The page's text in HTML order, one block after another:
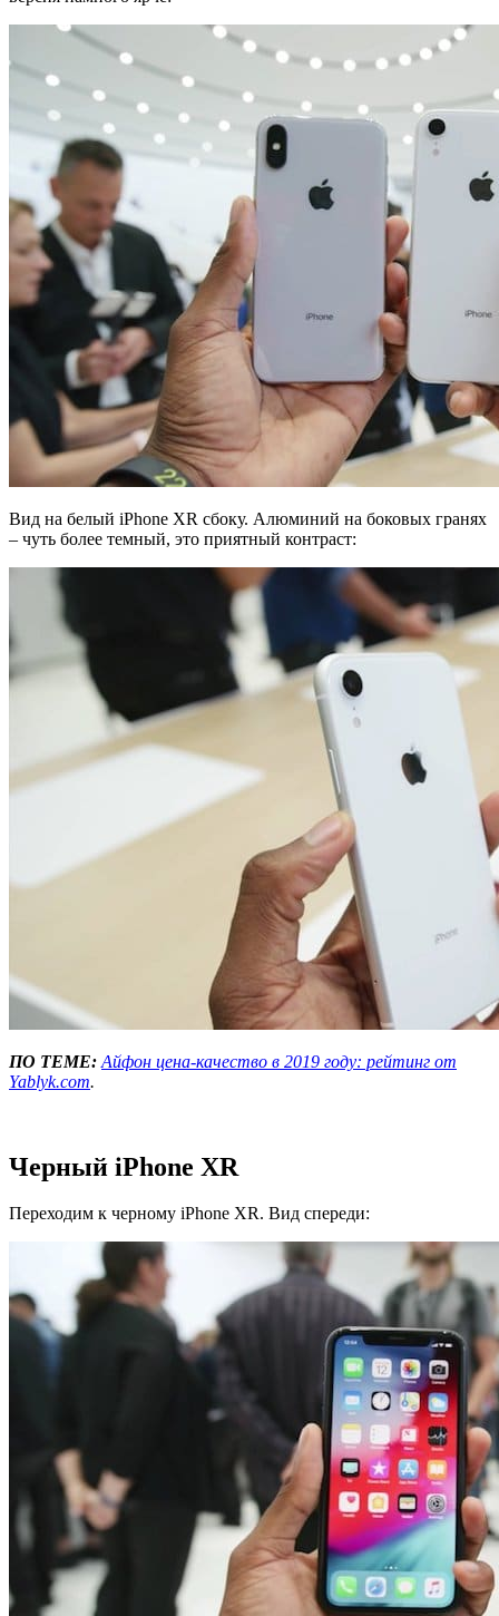
Вид на белый iPhone XR сбоку. Алюминий на боковых гранях
– чуть более темный, это приятный контраст:
ПО ТЕМЕ: Айфон цена-качество в 2019 году: рейтинг от
Yablyk.com.
Черный iPhone XR
Переходим к черному iPhone XR. Вид спереди: